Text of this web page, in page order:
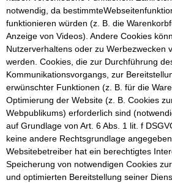
notwendig, da
funktionieren würden (z. B. die
Anzeige von Videos). Andere Cookies
Nutzerverhaltens oder zu Werbezwecken
werden. Cookies, die zur Durchführung
Kommunikationsvorgangs, zur
erwünschter Funktionen (z. B. für die
Optimierung der Website (z. B. Cookies
Webpublikums) erforderlich sind
auf Grundlage von Art. 6 Abs. 1 lit. f
keine andere Rechtsgrundlage
Websitebetreiber hat ein berechtigtes
Speicherung von notwendigen Cookies
und optimierten Bereitstellung seiner